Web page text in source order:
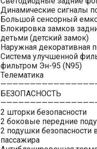
Динамические сигналы
Большой сенсорный
Блокировка замков
детьми (детский замок)
Наружная декоративная
Система улучшенной
фильтром Эн-95 (N95)
Телематика
БЕЗОПАСНОСТЬ
2 шторки безопасности
2 боковые передние
2 подушки безопасности
пассажира